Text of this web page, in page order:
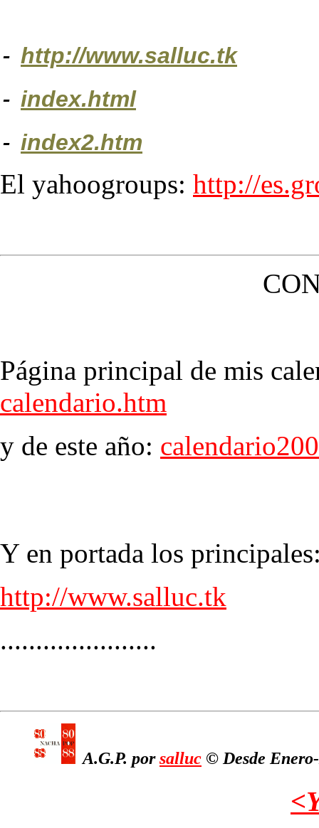
- http://www.salluc.tk
- index.html
- index2.htm
El yahoogroups: http://
Página principal de mis
calendario.htm
y de este año:
Y en portada los
http://www.salluc.tk
......................
A.G.P. porsalluc © Desde